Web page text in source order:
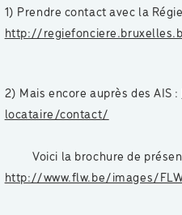
1) Prendre contact avec la
http://
2) Mais encore auprès des AIS :
locataire/contact/
Voici la brochure de
http://www.flw.be/images/